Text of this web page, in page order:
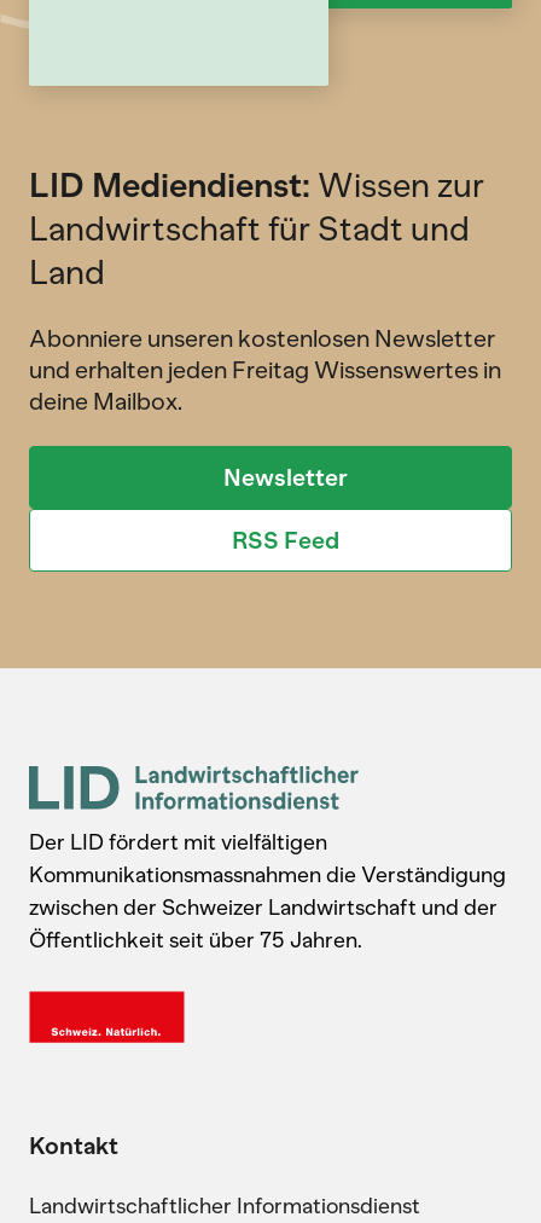
LID Mediendienst: Wissen zur
Landwirtschaft für Stadt und
Land
Abonniere unseren kostenlosen Newsletter
und erhalten jeden Freitag Wissenswertes in
deine Mailbox.
Newsletter
RSS Feed
Der LID fördert mit vielfältigen
Kommunikationsmassnahmen die Verständigung
zwischen der Schweizer Landwirtschaft und der
Öffentlichkeit seit über 75 Jahren.
Kontakt
Landwirtschaftlicher Informationsdienst